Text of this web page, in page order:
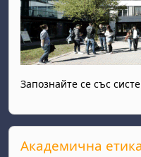
Запознайте се със
Прескочи Академична етика
Академична етика